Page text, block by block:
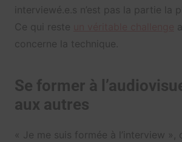
interviewé.e.s n’est pas la partie la
Ce qui reste
concerne la technique.
Se former à
aux autres
« Je me suis formée à l’interview »,